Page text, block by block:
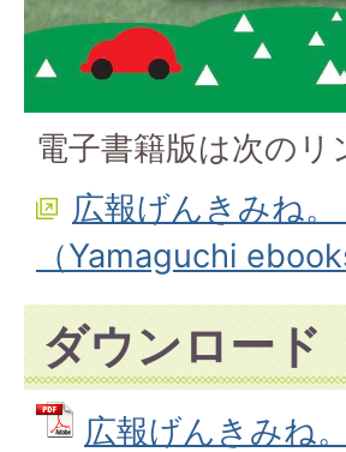
電子書籍版は次の
広報げんきみね
（Yamaguchi
ダウンロード
広報げんきみね